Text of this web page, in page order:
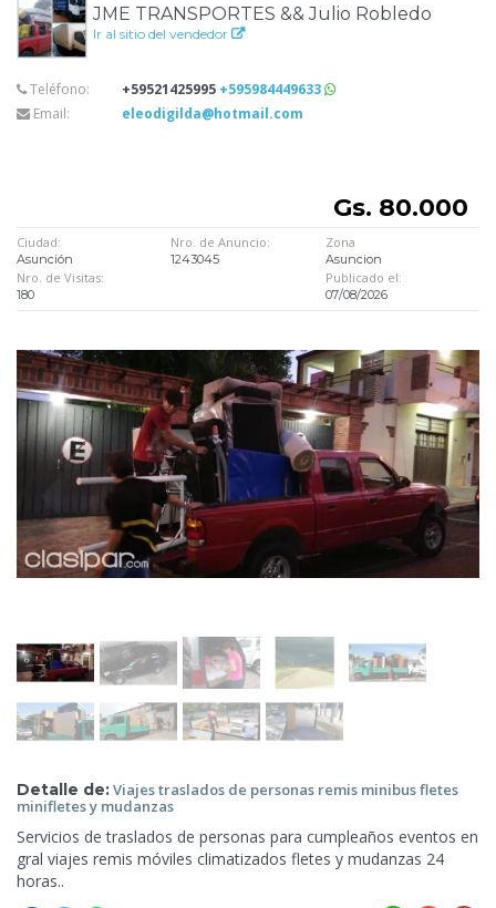
JME TRANSPORTES && Julio Robledo
Ir al sitio del vendedor
Teléfono: +59521425995 +595984449633
Email:
eleodigilda@hotmail.com
Gs. 80.000
Ciudad:
Asunción
Nro. de Anuncio:
1243045
Zona
Asuncion
Nro. de Visitas:
180
Publicado el:
07/08/2026
Detalle de:Viajes traslados de personas remis minibus fletes
minifletes y mudanzas
Servicios de traslados de personas para cumpleaños eventos en
gral viajes remis móviles climatizados fletes y mudanzas 24
horas..